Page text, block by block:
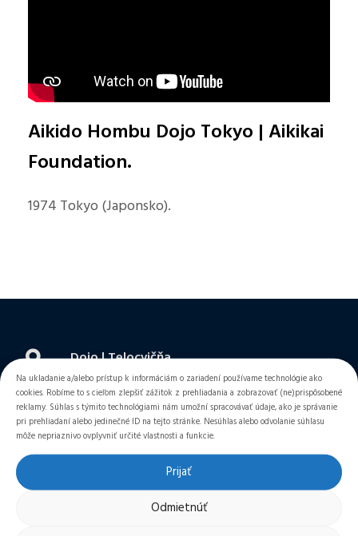
Na ukladanie a/alebo prístup k informáciám o zariadení používame technológie ako
cookies. Robíme to s cieľom zlepšiť zážitok z prehliadania a zobrazovať (ne)prispôsobené
reklamy. Súhlas s týmito technológiami nám umožní spracovávať údaje, ako je správanie
pri prehliadaní alebo jedinečné ID na tejto stránke. Nesúhlas alebo odvolanie súhlasu
môže nepriaznivo ovplyvniť určité vlastnosti a funkcie.
Prijať
Odmietnúť
Aikido Hombu Dojo Tokyo | Aikikai
Foundation.
1974 Tokyo (Japonsko).
Dojo | Telocvičňa
Plaváreň ZÁTVOR, Rovná 9, 917 01, Trnava,
Slovensko ›